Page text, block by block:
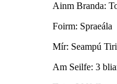
Ainm Branda:
Foirm: Spraeála
Mír: Seampú
Am Seilfe: 3